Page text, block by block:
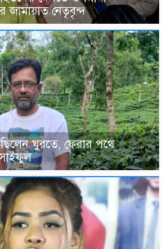
জামায়াত নেতৃবৃন্দ
ঘুরতে, ফেরার পথে
সাইফুল